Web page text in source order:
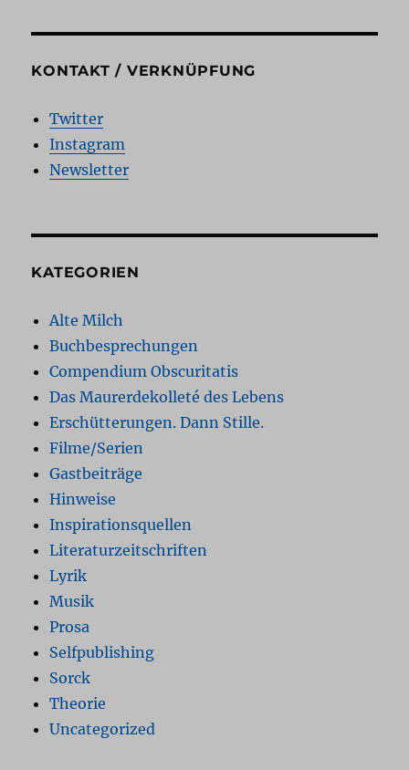
KONTAKT / VERKNÜPFUNG
Twitter
Instagram
Newsletter
KATEGORIEN
Alte Milch
Buchbesprechungen
Compendium Obscuritatis
Das Maurerdekolleté des Lebens
Erschütterungen. Dann Stille.
Filme/Serien
Gastbeiträge
Hinweise
Inspirationsquellen
Literaturzeitschriften
Lyrik
Musik
Prosa
Selfpublishing
Sorck
Theorie
Uncategorized